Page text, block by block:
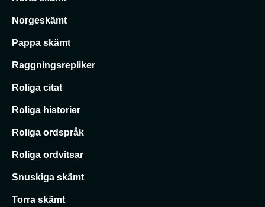
Norgeskämt
Pappa skämt
Raggningsrepliker
Roliga citat
Roliga historier
Roliga ordspråk
Roliga ordvitsar
Snuskiga skämt
Torra skämt